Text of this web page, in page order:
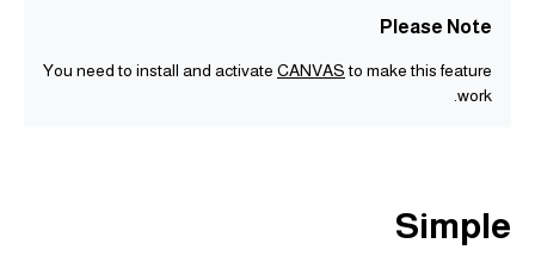
Please Note
You need to install and activate CANVASto make this feature
work.
Simple